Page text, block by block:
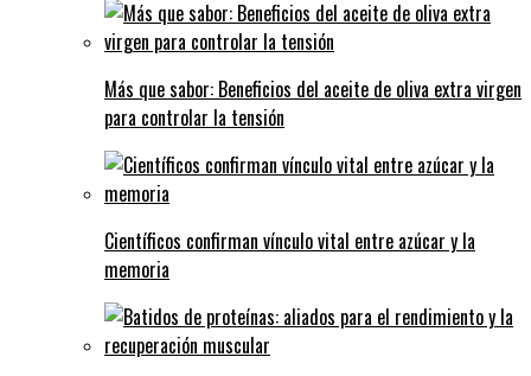
Más que sabor: Beneficios del aceite de oliva extra virgen
para controlar la tensión
Científicos confirman vínculo vital entre azúcar y la
memoria